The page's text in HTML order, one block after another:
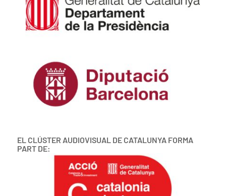
EL CLÚSTER AUDIOVISUAL DE CATALUNYA FORMA
PART DE: